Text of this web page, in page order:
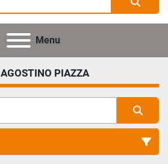
Menu
AGOSTINO PIAZZA